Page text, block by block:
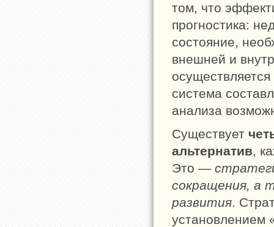
том, что
прогностика:
состояние,
внешней и
система
анализа
Существует
альтернатив,
Это —
сокращения, а
развития.
установлением